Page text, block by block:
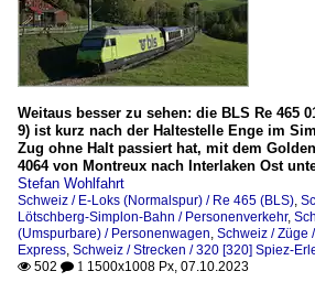
Weitaus besser zu sehen: die BLS Re 465
9) ist kurz nach der Haltestelle Enge im
Zug ohne Halt passiert hat, mit dem
4064 von Montreux nach Interlaken Ost
Stefan Wohlfahrt
Schweiz / E-Loks (Normalspur) / Re 465 (BLS)
Lötschberg-Simplon-Bahn / Personenverkehr,
(Umspurbare) / Personenwagen Schweiz / Züge
Express Schweiz / Strecken / 320 [320] Spiez-
 502  1 1500x1008 Px, 07.10.2023